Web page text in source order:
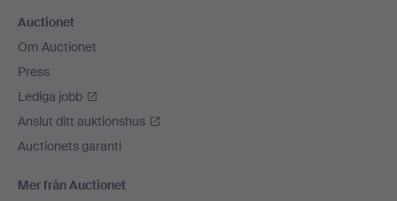
Auctionet
Om Auctionet
Press
Lediga jobb
Anslut ditt auktionshus
Auctionets garanti
Mer från Auctionet